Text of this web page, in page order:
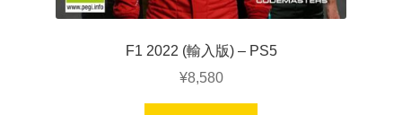
F1 2022 (輸入版) – PS5
¥8,580